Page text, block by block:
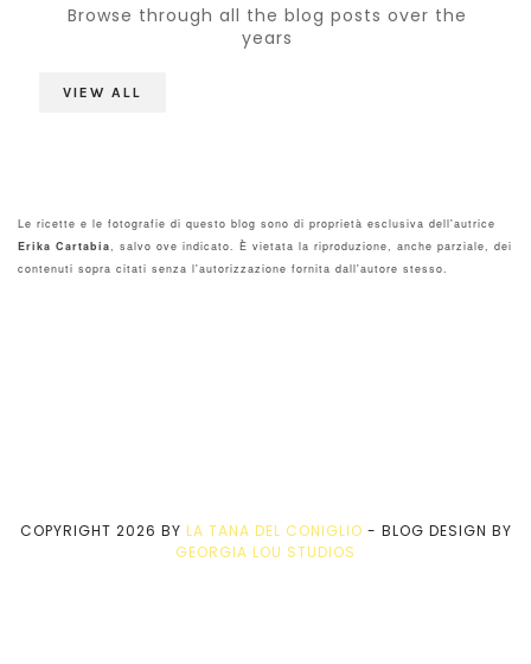
Browse through all the blog posts over the
years
VIEW ALL
Le ricette e le fotografie di questo blog sono di proprietà esclusiva dell'autrice
Erika Cartabia, salvo ove indicato. È vietata la riproduzione, anche parziale, dei
contenuti sopra citati senza l'autorizzazione fornita dall'autore stesso.
COPYRIGHT 2026 BY LA TANA DEL CONIGLIO - BLOG DESIGN BY
GEORGIA LOU STUDIOS